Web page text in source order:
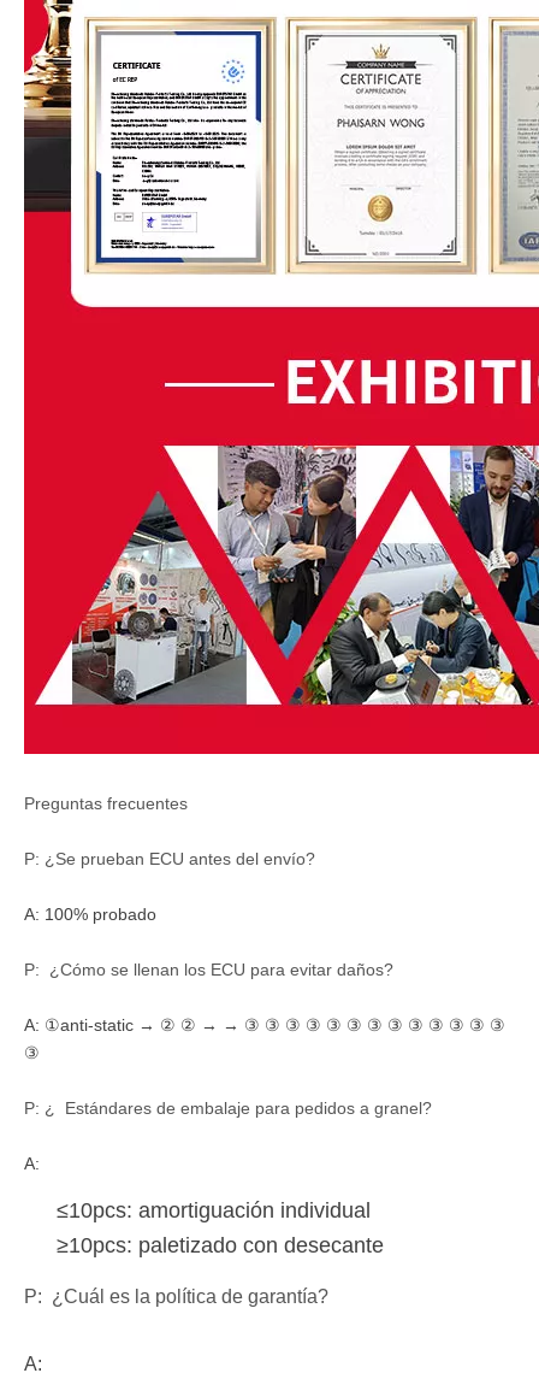
Preguntas frecuentes
P: ¿Se prueban ECU antes del envío?
A: 100% probado
P: ¿Cómo se llenan los ECU para evitar daños?
A: ①anti-static → ② ② → → ③ ③ ③ ③ ③ ③ ③ ③ ③ ③ ③ ③ ③
③
P: ¿ Estándares de embalaje para pedidos a granel?
A:
≤10pcs: amortiguación individual
≥10pcs: paletizado con desecante
P: ¿Cuál es la política de garantía?
A: